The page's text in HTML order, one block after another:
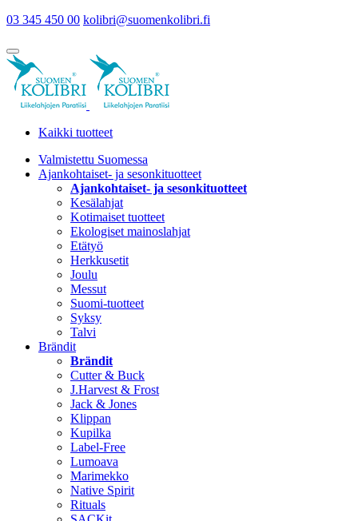
03 345 450 00 kolibri@suomenkolibri.fi
Kaikki tuotteet
Valmistettu Suomessa
Ajankohtaiset- ja sesonkituotteet
Ajankohtaiset- ja sesonkituotteet
Kesälahjat
Kotimaiset tuotteet
Ekologiset mainoslahjat
Etätyö
Herkkusetit
Joulu
Messut
Suomi-tuotteet
Syksy
Talvi
Brändit
Brändit
Cutter & Buck
J.Harvest & Frost
Jack & Jones
Klippan
Kupilka
Label-Free
Lumoava
Marimekko
Native Spirit
Rituals